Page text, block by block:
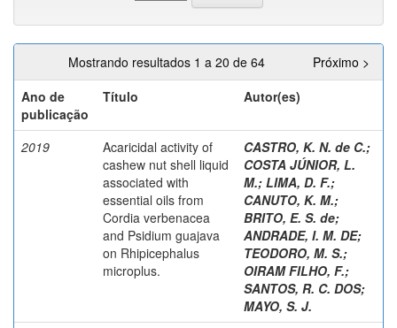
Mostrando resultados 1 a 20 de 64
Próximo >
Ano de
publicação
Título Autor(es)
2019
Acaricidal activity of
cashew nut shell liquid
associated with
essential oils from
Cordia verbenacea
and Psidium guajava
on Rhipicephalus
microplus.
CASTRO, K. N. de C.;
COSTA JÚNIOR, L.
M.; LIMA, D. F.;
CANUTO, K. M.;
BRITO, E. S. de;
ANDRADE, I. M. DE;
TEODORO, M. S.;
OIRAM FILHO, F.;
SANTOS, R. C. DOS;
MAYO, S. J.